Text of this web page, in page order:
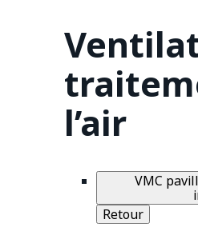
l’air
VMC
Retour